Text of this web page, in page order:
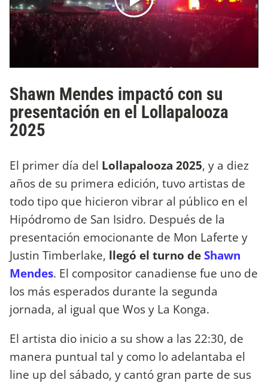
Shawn Mendes impactó con su
presentación en el Lollapalooza
2025
El primer día del Lollapalooza 2025, y a diez
años de su primera edición, tuvo artistas de
todo tipo que hicieron vibrar al público en el
Hipódromo de San Isidro. Después de la
presentación emocionante de Mon Laferte y
Justin Timberlake, llegó el turno deShawn
Mendes. El compositor canadiense fue uno de
los más esperados durante la segunda
jornada, al igual que Wos y La Konga.
El artista dio inicio a su show a las 22:30, de
manera puntual tal y como lo adelantaba el
line up del sábado, y cantó gran parte de sus